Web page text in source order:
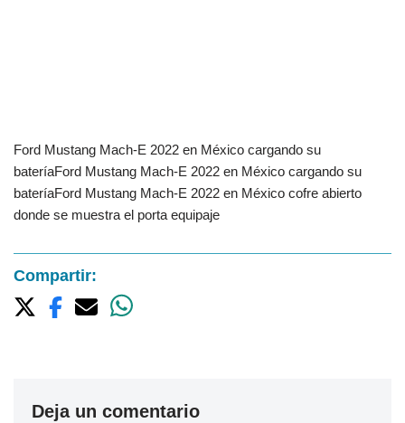
Ford Mustang Mach-E 2022 en México cargando su
bateríaFord Mustang Mach-E 2022 en México cargando su
bateríaFord Mustang Mach-E 2022 en México cofre abierto
donde se muestra el porta equipaje
Compartir:
Deja un comentario